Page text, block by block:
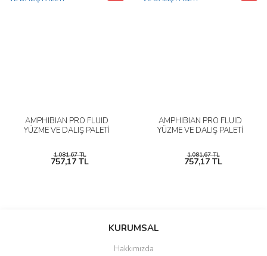
AMPHIBIAN PRO FLUID
YÜZME VE DALIŞ PALETİ
1.081,67 TL
757,17 TL
AMPHIBIAN PRO FLUID
YÜZME VE DALIŞ PALETİ
1.081,67 TL
757,17 TL
KURUMSAL
Hakkımızda